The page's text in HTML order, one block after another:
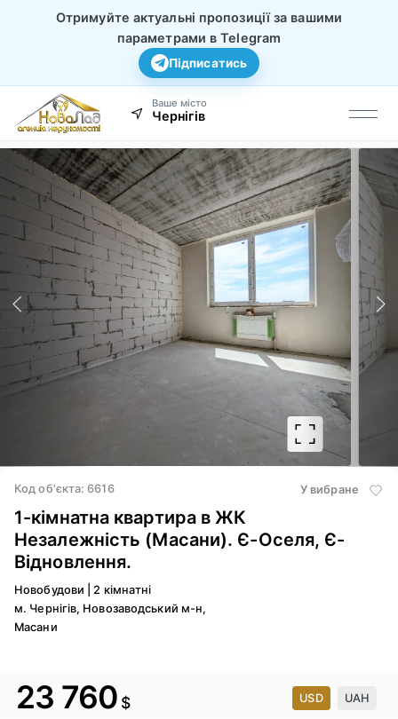
Отримуйте актуальні пропозиції за вашими
параметрами в Telegram
Підписатись
Ваше місто
Чернігів
Код об'єкта: 6616 У вибране
1-кімнатна квартира в ЖК
Незалежність (Масани). Є-Оселя, Є-
Відновлення.
Новобудови |2 кімнатні
м. Чернігів, Новозаводський м-н,
Масани
23 760 $ USD UAH